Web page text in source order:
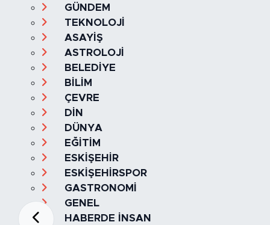
GÜNDEM
TEKNOLOJİ
ASAYİŞ
ASTROLOJİ
BELEDİYE
BİLİM
ÇEVRE
DİN
DÜNYA
EĞİTİM
ESKİŞEHİR
ESKİŞEHİRSPOR
GASTRONOMİ
GENEL
HABERDE İNSAN